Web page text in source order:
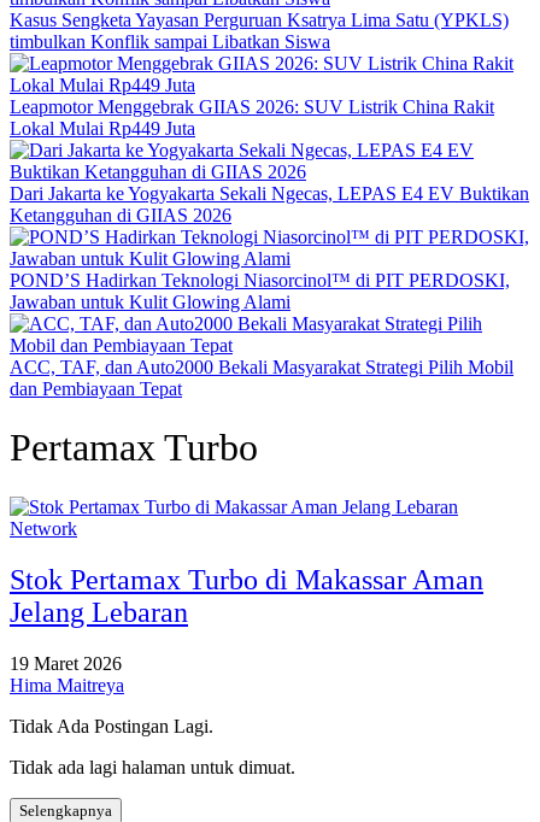
Kasus Sengketa Yayasan Perguruan Ksatrya Lima Satu (YPKLS)
timbulkan Konflik sampai Libatkan Siswa
Leapmotor Menggebrak GIIAS 2026: SUV Listrik China Rakit
Lokal Mulai Rp449 Juta
Dari Jakarta ke Yogyakarta Sekali Ngecas, LEPAS E4 EV Buktikan
Ketangguhan di GIIAS 2026
POND’S Hadirkan Teknologi Niasorcinol™ di PIT PERDOSKI,
Jawaban untuk Kulit Glowing Alami
ACC, TAF, dan Auto2000 Bekali Masyarakat Strategi Pilih Mobil
dan Pembiayaan Tepat
Pertamax Turbo
Network
Stok Pertamax Turbo di Makassar Aman
Jelang Lebaran
19 Maret 2026
Hima Maitreya
Tidak Ada Postingan Lagi.
Tidak ada lagi halaman untuk dimuat.
Selengkapnya